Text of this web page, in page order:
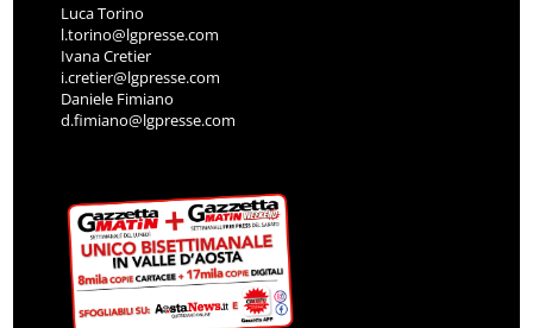
Luca Torino
l.torino@lgpresse.com
Ivana Cretier
i.cretier@lgpresse.com
Daniele Fimiano
d.fimiano@lgpresse.com